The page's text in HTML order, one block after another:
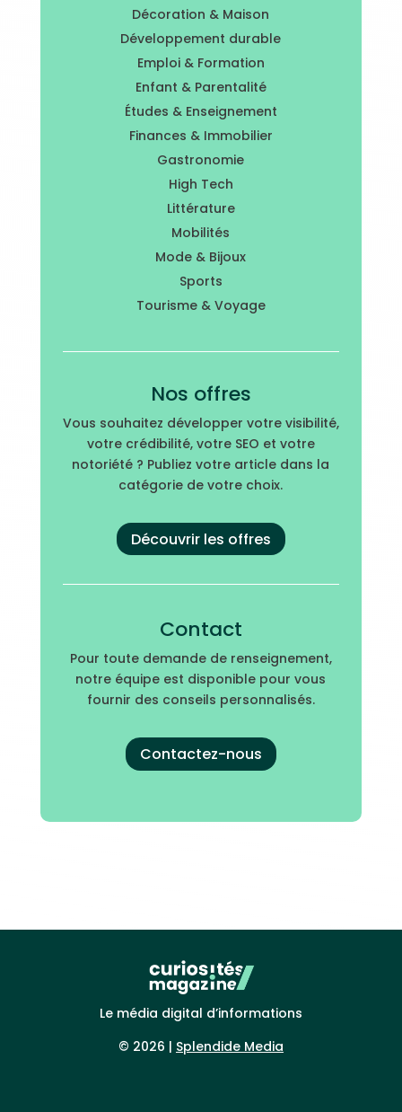
Décoration & Maison
Développement durable
Emploi & Formation
Enfant & Parentalité
Études & Enseignement
Finances & Immobilier
Gastronomie
High Tech
Littérature
Mobilités
Mode & Bijoux
Sports
Tourisme & Voyage
Nos offres
Vous souhaitez développer votre visibilité,
votre crédibilité, votre SEO et votre
notoriété ? Publiez votre article dans la
catégorie de votre choix.
Découvrir les offres
Contact
Pour toute demande de renseignement,
notre équipe est disponible pour vous
fournir des conseils personnalisés.
Contactez-nous
Le média digital d’informations
© 2026 | Splendide Media